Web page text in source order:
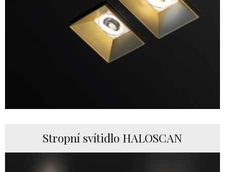
Stropní svítidlo HALOSCAN